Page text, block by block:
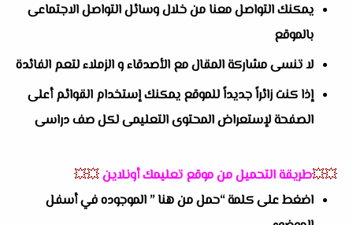
يمكنك التواصل معنا من خلال وسائل التواصل الاجتماعى
بالموقع
لا تنسى مشاركة المقال مع الأصدقاء و الزملاء لتعم الفائدة
إذا كنت زائراً جديداً للموقع يمكنك إستخدام القوائم أعلى
الصفحة لإستعراض المحتوى التعليمى لكل صف دراسى
💥💥طريقة التحميل من موقع تعليمك أونلاين💥💥
اضغط على كلمة “حمل من هنا ” الموجوده في أسفل